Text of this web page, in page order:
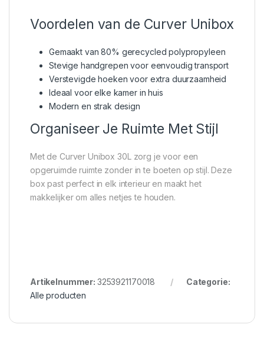
Voordelen van de Curver Unibox
Gemaakt van 80% gerecycled polypropyleen
Stevige handgrepen voor eenvoudig transport
Verstevigde hoeken voor extra duurzaamheid
Ideaal voor elke kamer in huis
Modern en strak design
Organiseer Je Ruimte Met Stijl
Met de Curver Unibox 30L zorg je voor een
opgeruimde ruimte zonder in te boeten op stijl. Deze
box past perfect in elk interieur en maakt het
makkelijker om alles netjes te houden.
Artikelnummer: 3253921170018
Categorie:
Alle producten